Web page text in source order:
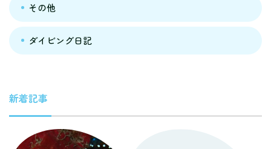
その他
ダイビング日記
新着記事